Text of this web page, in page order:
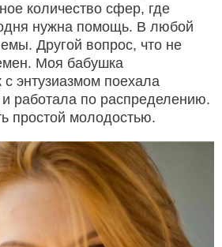
количество сфер, где
нужна помощь. В любой
Другой вопрос, что не
Моя бабушка
с энтузиазмом поехала
работала по распределению.
простой молодостью.